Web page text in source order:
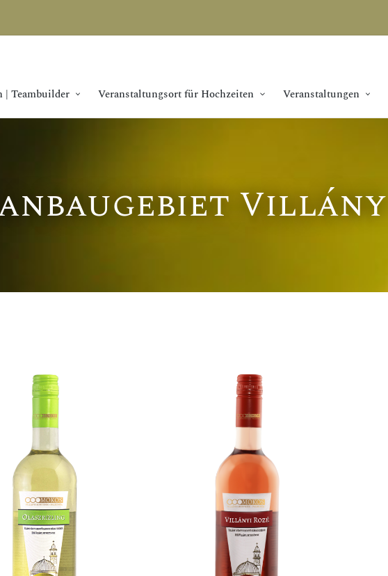
| Teambuilder Veranstaltungsort für Hochzeiten Veranstaltungen
Villány